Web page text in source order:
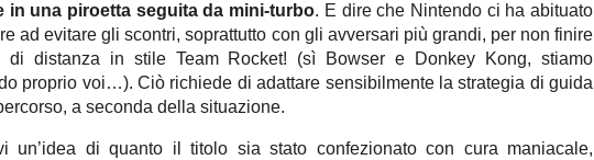
in una piroetta seguita da mini-turbo. E dire che Nintendo ci ha abituato
ad evitare gli scontri, soprattutto con gli avversari più grandi, per non finire
di distanza in stile Team Rocket! (sì Bowser e Donkey Kong, stiamo
proprio voi…). Ciò richiede di adattare sensibilmente la strategia di guida
a seconda della situazione.
un’idea di quanto il titolo sia stato confezionato con cura maniacale,